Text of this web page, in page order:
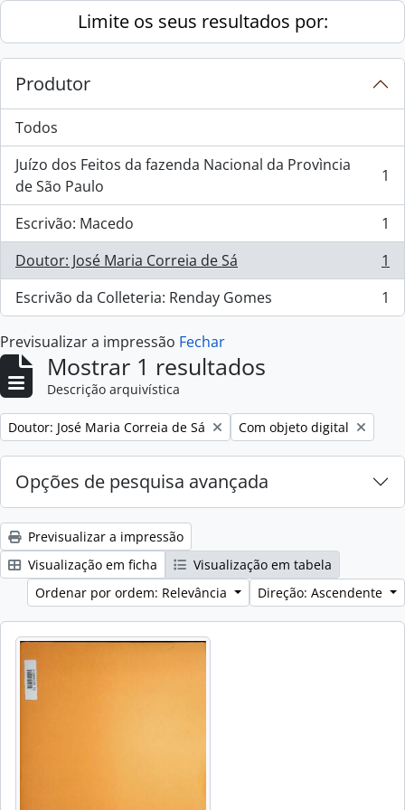
Skip to main contentLimite os seus resultados por:
Produtor
Todos
Juízo dos Feitos da fazenda Nacional da Provìncia
de São Paulo
, 1 resultados 1
Escrivão: Macedo
, 1 resultados
1
Doutor: José Maria Correia de Sá
, 1 resultados
1
Escrivão da Colleteria: Renday Gomes
, 1 resultados 1
Previsualizar a impressão Fechar
Mostrar 1 resultados
Descrição arquivística
Remove filter:
Doutor: José Maria Correia de Sá Remove filter:
Com objeto digital
Opções de pesquisa avançada
Previsualizar a impressão
Visualização em ficha
Visualização em tabela
Ordenar por ordem: Relevância
Direção: Ascendente